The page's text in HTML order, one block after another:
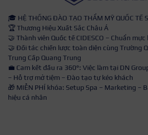
🎓 HỆ THỐNG ĐÀO TẠO THẨM MỸ QUỐC TẾ
🏆 Thương Hiệu Xuất Sắc Châu Á
🤝 Thành viên Quốc tế CIDESCO – Chuẩn
🤝 Đối tác chiến lược toàn diện cùng Trường
Trung Cấp Quang Trung
💼 Cam kết đầu ra 360°: Việc làm tại DN
– Hỗ trợ mở tiệm – Đào tạo tự kéo khách
🎁 MIỄN PHÍ khóa: Setup Spa – Marketing –
hiệu cá nhân